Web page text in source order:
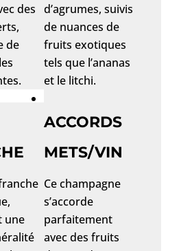
des
de
d’agrumes, suivis
de nuances de
fruits exotiques
tels que l’ananas
et le litchi.
une
ACCORDS
METS/VIN
Ce champagne
s’accorde
parfaitement
avec des fruits